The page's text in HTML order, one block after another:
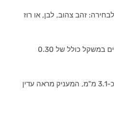
(לבחירה: זהב צהוב, לבן, או רוז
יהלומים שחורים במשקל כולל של 0.30
רוחב הטבעת כ-3.1 מ"מ, המעניק מראה עדין